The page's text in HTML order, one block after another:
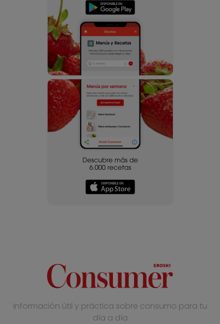
Información útil y práctica sobre consumo para tu
día a día